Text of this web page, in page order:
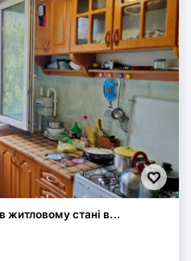
житловому стані в...